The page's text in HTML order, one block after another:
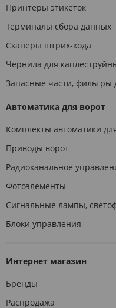
Принтеры этикеток
Терминалы сбора данных
Сканеры штрих-кода
Чернила для
Запасные части, фильтры
Автоматика для ворот
Комплекты автоматики
Приводы ворот
Радиоканальное
Фотоэлементы
Сигнальные лампы,
Блоки управления
Интернет магазин
Бренды
Распродажа